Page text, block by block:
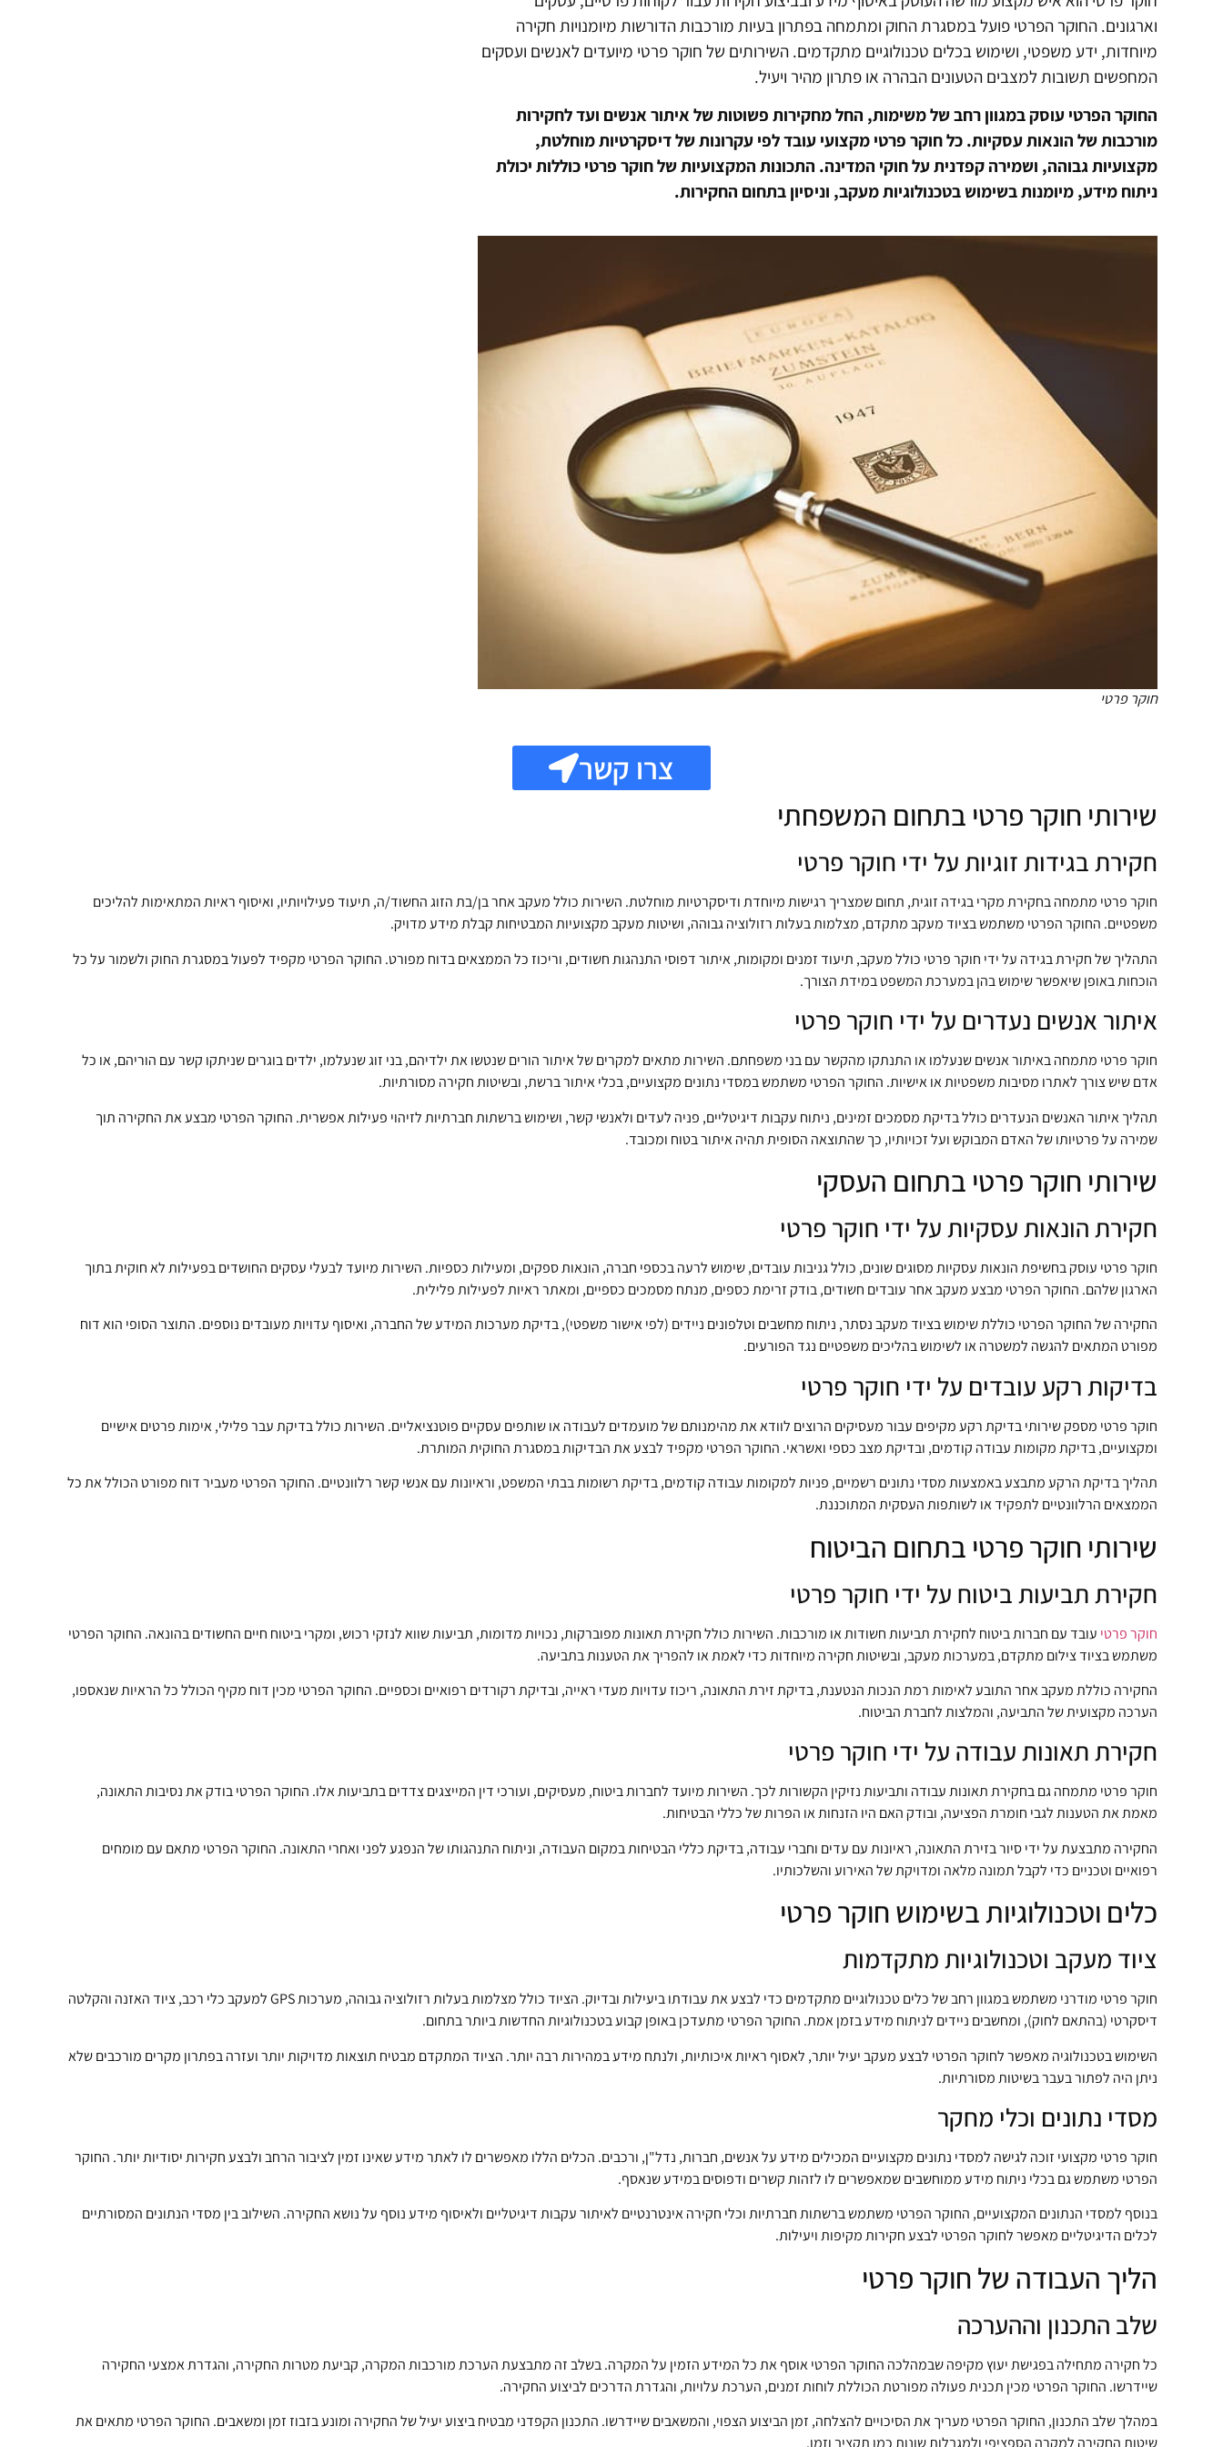
וארגונים. החוקר הפרטי פועל במסגרת החוק ומתמחה בפתרון בעיות מורכבות הדורשות מיומנויות חקירה
מיוחדות, ידע משפטי, ושימוש בכלים טכנולוגיים מתקדמים. השירותים של חוקר פרטי מיועדים לאנשים ועסקים
המחפשים תשובות למצבים הטעונים הבהרה או פתרון מהיר ויעיל.
החוקר הפרטי עוסק במגוון רחב של משימות, החל מחקירות פשוטות של איתור אנשים ועד לחקירות
מורכבות של הונאות עסקיות. כל חוקר פרטי מקצועי עובד לפי עקרונות של דיסקרטיות מוחלטת,
מקצועיות גבוהה, ושמירה קפדנית על חוקי המדינה. התכונות המקצועיות של חוקר פרטי כוללות יכולת
ניתוח מידע, מיומנות בשימוש בטכנולוגיות מעקב, וניסיון בתחום החקירות.
חוקר פרטי
צרו קשר
שירותי חוקר פרטי בתחום המשפחתי
חקירת בגידות זוגיות על ידי חוקר פרטי
חוקר פרטי מתמחה בחקירת מקרי בגידה זוגית, תחום שמצריך רגישות מיוחדת ודיסקרטיות מוחלטת. השירות כולל מעקב אחר בן/בת הזוג החשוד/ה, תיעוד פעילויותיו, ואיסוף ראיות המתאימות להליכים
משפטיים. החוקר הפרטי משתמש בציוד מעקב מתקדם, מצלמות בעלות רזולוציה גבוהה, ושיטות מעקב מקצועיות המבטיחות קבלת מידע מדויק.
התהליך של חקירת בגידה על ידי חוקר פרטי כולל מעקב, תיעוד זמנים ומקומות, איתור דפוסי התנהגות חשודים, וריכוז כל הממצאים בדוח מפורט. החוקר הפרטי מקפיד לפעול במסגרת החוק ולשמור על כל
הוכחות באופן שיאפשר שימוש בהן במערכת המשפט במידת הצורך.
איתור אנשים נעדרים על ידי חוקר פרטי
חוקר פרטי מתמחה באיתור אנשים שנעלמו או התנתקו מהקשר עם בני משפחתם. השירות מתאים למקרים של איתור הורים שנטשו את ילדיהם, בני זוג שנעלמו, ילדים בוגרים שניתקו קשר עם הוריהם, או כל
אדם שיש צורך לאתרו מסיבות משפטיות או אישיות. החוקר הפרטי משתמש במסדי נתונים מקצועיים, בכלי איתור ברשת, ובשיטות חקירה מסורתיות.
תהליך איתור האנשים הנעדרים כולל בדיקת מסמכים זמינים, ניתוח עקבות דיגיטליים, פניה לעדים ולאנשי קשר, ושימוש ברשתות חברתיות לזיהוי פעילות אפשרית. החוקר הפרטי מבצע את החקירה תוך
שמירה על פרטיותו של האדם המבוקש ועל זכויותיו, כך שהתוצאה הסופית תהיה איתור בטוח ומכובד.
שירותי חוקר פרטי בתחום העסקי
חקירת הונאות עסקיות על ידי חוקר פרטי
חוקר פרטי עוסק בחשיפת הונאות עסקיות מסוגים שונים, כולל גניבות עובדים, שימוש לרעה בכספי חברה, הונאות ספקים, ומעילות כספיות. השירות מיועד לבעלי עסקים החושדים בפעילות לא חוקית בתוך
הארגון שלהם. החוקר הפרטי מבצע מעקב אחר עובדים חשודים, בודק זרימת כספים, מנתח מסמכים כספיים, ומאתר ראיות לפעילות פלילית.
החקירה של החוקר הפרטי כוללת שימוש בציוד מעקב נסתר, ניתוח מחשבים וטלפונים ניידים (לפי אישור משפטי), בדיקת מערכות המידע של החברה, ואיסוף עדויות מעובדים נוספים. התוצר הסופי הוא דוח
מפורט המתאים להגשה למשטרה או לשימוש בהליכים משפטיים נגד הפורעים.
בדיקות רקע עובדים על ידי חוקר פרטי
חוקר פרטי מספק שירותי בדיקת רקע מקיפים עבור מעסיקים הרוצים לוודא את מהימנותם של מועמדים לעבודה או שותפים עסקיים פוטנציאליים. השירות כולל בדיקת עבר פלילי, אימות פרטים אישיים
ומקצועיים, בדיקת מקומות עבודה קודמים, ובדיקת מצב כספי ואשראי. החוקר הפרטי מקפיד לבצע את הבדיקות במסגרת החוקית המותרת.
תהליך בדיקת הרקע מתבצע באמצעות מסדי נתונים רשמיים, פניות למקומות עבודה קודמים, בדיקת רשומות בבתי המשפט, וראיונות עם אנשי קשר רלוונטיים. החוקר הפרטי מעביר דוח מפורט הכולל את כל
הממצאים הרלוונטיים לתפקיד או לשותפות העסקית המתוכננת.
שירותי חוקר פרטי בתחום הביטוח
חקירת תביעות ביטוח על ידי חוקר פרטי
חוקר פרטי עובד עם חברות ביטוח לחקירת תביעות חשודות או מורכבות. השירות כולל חקירת תאונות מפוברקות, נכויות מדומות, תביעות שווא לנזקי רכוש, ומקרי ביטוח חיים החשודים בהונאה. החוקר הפרטי
משתמש בציוד צילום מתקדם, במערכות מעקב, ובשיטות חקירה מיוחדות כדי לאמת או להפריך את הטענות בתביעה.
החקירה כוללת מעקב אחר התובע לאימות רמת הנכות הנטענת, בדיקת זירת התאונה, ריכוז עדויות מעדי ראייה, ובדיקת רקורדים רפואיים וכספיים. החוקר הפרטי מכין דוח מקיף הכולל כל הראיות שנאספו,
הערכה מקצועית של התביעה, והמלצות לחברת הביטוח.
חקירת תאונות עבודה על ידי חוקר פרטי
חוקר פרטי מתמחה גם בחקירת תאונות עבודה ותביעות נזיקין הקשורות לכך. השירות מיועד לחברות ביטוח, מעסיקים, ועורכי דין המייצגים צדדים בתביעות אלו. החוקר הפרטי בודק את נסיבות התאונה,
מאמת את הטענות לגבי חומרת הפציעה, ובודק האם היו הזנחות או הפרות של כללי הבטיחות.
החקירה מתבצעת על ידי סיור בזירת התאונה, ראיונות עם עדים וחברי עבודה, בדיקת כללי הבטיחות במקום העבודה, וניתוח התנהגותו של הנפגע לפני ואחרי התאונה. החוקר הפרטי מתאם עם מומחים
רפואיים וטכניים כדי לקבל תמונה מלאה ומדויקת של האירוע והשלכותיו.
כלים וטכנולוגיות בשימוש חוקר פרטי
ציוד מעקב וטכנולוגיות מתקדמות
חוקר פרטי מודרני משתמש במגוון רחב של כלים טכנולוגיים מתקדמים כדי לבצע את עבודתו ביעילות ובדיוק. הציוד כולל מצלמות בעלות רזולוציה גבוהה, מערכות GPS למעקב כלי רכב, ציוד האזנה והקלטה
דיסקרטי (בהתאם לחוק), ומחשבים ניידים לניתוח מידע בזמן אמת. החוקר הפרטי מתעדכן באופן קבוע בטכנולוגיות החדשות ביותר בתחום.
השימוש בטכנולוגיה מאפשר לחוקר הפרטי לבצע מעקב יעיל יותר, לאסוף ראיות איכותיות, ולנתח מידע במהירות רבה יותר. הציוד המתקדם מבטיח תוצאות מדויקות יותר ועזרה בפתרון מקרים מורכבים שלא
ניתן היה לפתור בעבר בשיטות מסורתיות.
מסדי נתונים וכלי מחקר
חוקר פרטי מקצועי זוכה לגישה למסדי נתונים מקצועיים המכילים מידע על אנשים, חברות, נדל"ן, ורכבים. הכלים הללו מאפשרים לו לאתר מידע שאינו זמין לציבור הרחב ולבצע חקירות יסודיות יותר. החוקר
הפרטי משתמש גם בכלי ניתוח מידע ממוחשבים שמאפשרים לו לזהות קשרים ודפוסים במידע שנאסף.
בנוסף למסדי הנתונים המקצועיים, החוקר הפרטי משתמש ברשתות חברתיות וכלי חקירה אינטרנטיים לאיתור עקבות דיגיטליים ולאיסוף מידע נוסף על נושא החקירה. השילוב בין מסדי הנתונים המסורתיים
לכלים הדיגיטליים מאפשר לחוקר הפרטי לבצע חקירות מקיפות ויעילות.
הליך העבודה של חוקר פרטי
שלב התכנון וההערכה
כל חקירה מתחילה בפגישת יעוץ מקיפה שבמהלכה החוקר הפרטי אוסף את כל המידע הזמין על המקרה. בשלב זה מתבצעת הערכת מורכבות המקרה, קביעת מטרות החקירה, והגדרת אמצעי החקירה
שיידרשו. החוקר הפרטי מכין תכנית פעולה מפורטת הכוללת לוחות זמנים, הערכת עלויות, והגדרת הדרכים לביצוע החקירה.
במהלך שלב התכנון, החוקר הפרטי מעריך את הסיכויים להצלחה, זמן הביצוע הצפוי, והמשאבים שיידרשו. התכנון הקפדני מבטיח ביצוע יעיל של החקירה ומונע בזבוז זמן ומשאבים. החוקר הפרטי מתאים את
שיטות החקירה למקרה הספציפי ולמגבלות שונות כמו תקציב וזמן.